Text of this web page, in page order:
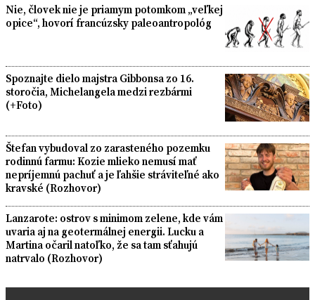
Nie, človek nie je priamym potomkom „veľkej
opice“, hovorí francúzsky paleoantropológ
Spoznajte dielo majstra Gibbonsa zo 16.
storočia, Michelangela medzi rezbármi
(+Foto)
Štefan vybudoval zo zarasteného pozemku
rodinnú farmu: Kozie mlieko nemusí mať
nepríjemnú pachuť a je ľahšie stráviteľné ako
kravské (Rozhovor)
Lanzarote: ostrov s minimom zelene, kde vám
uvaria aj na geotermálnej energii. Lucku a
Martina očaril natoľko, že sa tam sťahujú
natrvalo (Rozhovor)